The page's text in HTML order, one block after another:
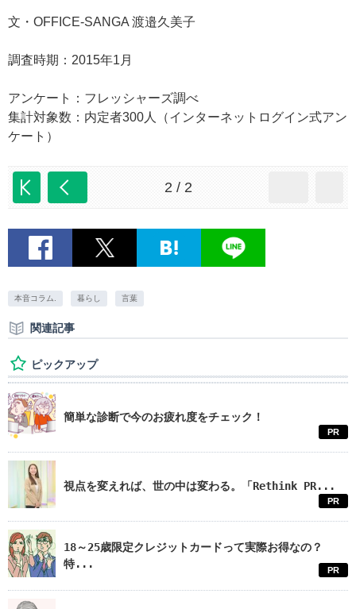
文・OFFICE-SANGA 渡邉久美子
調査時期：2015年1月
アンケート：フレッシャーズ調べ
集計対象数：内定者300人（インターネットログイン式アン
ケート）
2 / 2
本音コラム. 暮らし 言葉
関連記事
ピックアップ
簡単な診断で今のお疲れ度をチェック！
PR
視点を変えれば、世の中は変わる。「Rethink PR...
PR
18～25歳限定クレジットカードって実際お得なの？
特...
PR